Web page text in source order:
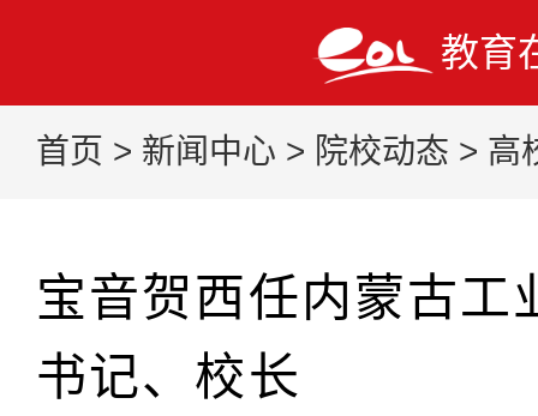
教育
首页 > 新闻中心 > 院校动态 > 高
宝音贺西任内蒙古工
书记、校长